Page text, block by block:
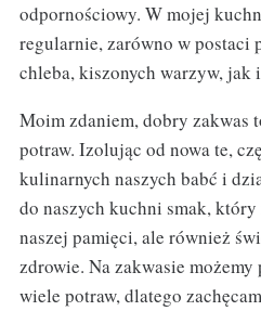
odpornościowy. W mojej
regularnie, zarówno w postaci
chleba, kiszonych warzyw, jak
Moim zdaniem, dobry zakwas
potraw. Izolując od nowa te,
kulinarnych naszych babć i
do naszych kuchni smak, który
naszej pamięci, ale również
zdrowie. Na zakwasie
wiele potraw, dlatego